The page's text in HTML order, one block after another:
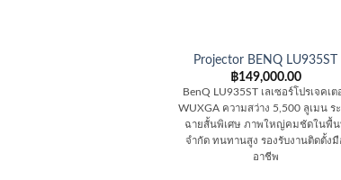
Projector BENQ LU935ST
฿149,000.00
BenQ LU935ST เลเซอร์โปรเจคเต
WUXGA ความสว่าง 5,500 ลูเมน ร
ฉายสั้นพิเศษ ภาพใหญ่คมชัดในพื้
จำกัด ทนทานสูง รองรับงานติดตั้งมื
อาชีพ